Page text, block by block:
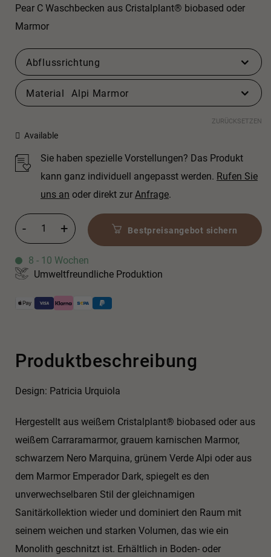
Pear C Waschbecken aus Cristalplant® biobased oder
Marmor
Abflussrichtung
Material Alpi Marmor
ZURÜCKSETZEN
Available
Sie haben spezielle Vorstellungen? Das Produkt
kann ganz individuell angepasst werden. Rufen Sie
uns an oder direkt zur Anfrage.
Pear C Menge Bestpreisangebot sichern
8 - 10 Wochen
Umweltfreundliche Produktion
Produktbeschreibung
Design: Patricia Urquiola
Hergestellt aus weißem Cristalplant® biobased oder aus
weißem Carraramarmor, grauem karnischen Marmor,
schwarzem Nero Marquina, grünem Verde Alpi oder aus
dem Marmor Emperador Dark, spiegelt es den
unverwechselbaren Stil der gleichnamigen
Sanitärkollektion wieder und dominiert den Raum mit
seinem weichen und starken Volumen, das wie ein
Monolith geschnitzt ist. Erhältlich in Boden- oder